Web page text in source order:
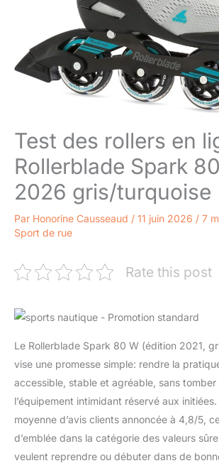
Test des rollers en
Rollerblade Spark
2026 gris/turquoise
Par Honorine Causseaud / 11 juin 2026 / 7
Sport de rue
Rate this post
Le Rollerblade Spark 80 W (édition 2021,
vise une promesse simple: rendre la
accessible, stable et agréable, sans tomber
l’équipement intimidant réservé aux
moyenne d’avis clients annoncée à 4,8/5,
d’emblée dans la catégorie des valeurs
veulent reprendre ou débuter dans de